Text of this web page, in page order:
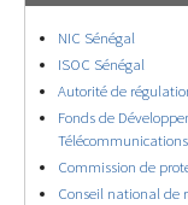
NIC Sénégal
ISOC Sénégal
Autorité de
Fonds de
Commission de
Conseil national de